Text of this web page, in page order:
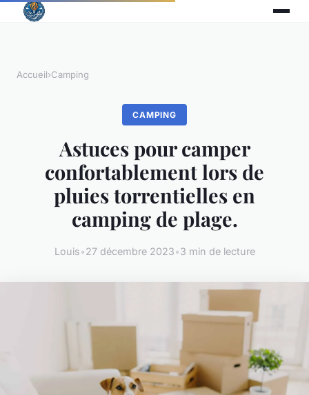
Accueil›Camping
CAMPING
Astuces pour camper
confortablement lors de
pluies torrentielles en
camping de plage.
Louis•27 décembre 2023•3 min de lecture